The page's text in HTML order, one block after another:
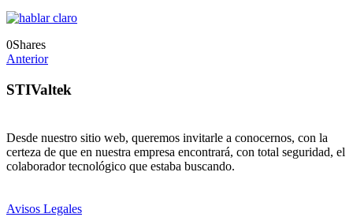
0Shares
Anterior
STIValtek
Desde nuestro sitio web, queremos invitarle a conocernos, con la
certeza de que en nuestra empresa encontrará, con total seguridad, el
colaborador tecnológico que estaba buscando.
Avisos Legales